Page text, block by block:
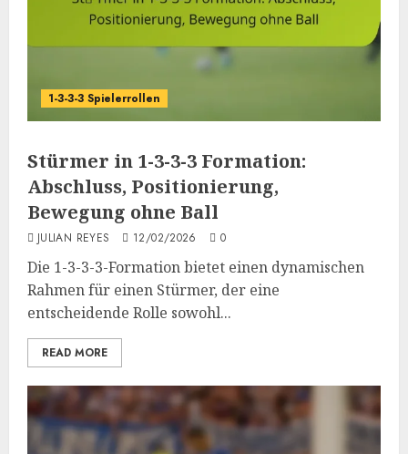
1-3-3-3 Spielerrollen
Stürmer in 1-3-3-3 Formation:
Abschluss, Positionierung,
Bewegung ohne Ball
JULIAN REYES 12/02/2026 0
Die 1-3-3-3-Formation bietet einen dynamischen
Rahmen für einen Stürmer, der eine
entscheidende Rolle sowohl...
READ MORE